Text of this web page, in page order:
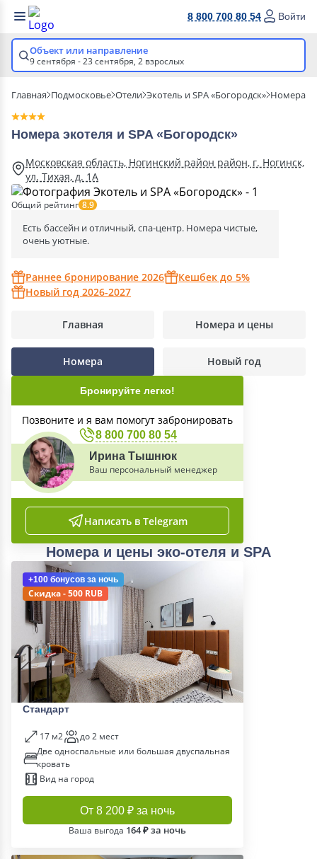
8 800 700 80 54 Войти
Объект или направление
9 сентября - 23 сентября, 2 взрослых
Главная Подмосковье Отели Экотель и SPA «Богородск» Номера
Номера экотеля и SPA «Богородск»
Московская область, Ногинский район район, г. Ногинск,
ул. Тихая, д. 1А
Общий рейтинг 8.9
Есть бассейн и отличный, спа-центр. Номера чистые,
очень уютные.
Раннее бронирование 2026
Кешбек до 5%
Новый год 2026-2027
Главная Номера и цены
Номера Новый год
Бронируйте легко!
Позвоните и я вам помогут забронировать
8 800 700 80 54
Ирина Тышнюк
Ваш персональный менеджер
Написать в Telegram
Номера и цены эко-отеля и SPA
+100 бонусов за ночь
Скидка - 500 RUB
Стандарт
17 м2
до 2 мест
Две односпальные или большая двуспальная
кровать
Вид на город
От 8 200 ₽ за ночь
Ваша выгода 164 ₽ за ночь